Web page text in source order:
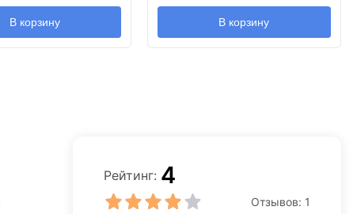
В корзину В корзину
Рейтинг: 4
Отзывов: 1